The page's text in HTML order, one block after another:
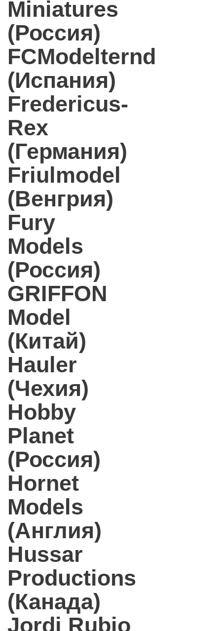
Miniatures
(Россия)
FCModelternd
(Испания)
Fredericus-
Rex
(Германия)
Friulmodel
(Венгрия)
Fury
Models
(Россия)
GRIFFON
Model
(Китай)
Hauler
(Чехия)
Hobby
Planet
(Россия)
Hornet
Models
(Англия)
Hussar
Productions
(Канада)
Jordi Rubio